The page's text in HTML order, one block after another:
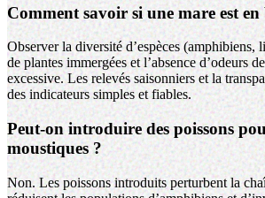
Comment savoir si une mare est en
Observer la diversité d’espèces (amphibiens,
de plantes immergées et l’absence d’odeurs
excessive. Les relevés saisonniers et la
des indicateurs simples et fiables.
Peut-on introduire des poissons
moustiques ?
Non. Les poissons introduits perturbent la